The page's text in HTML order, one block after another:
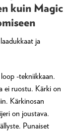
kuin Magic
ja
-tekniikkaan.
ei ruostu. Kärki on
Kärkinosan
on joustava.
Punaiset